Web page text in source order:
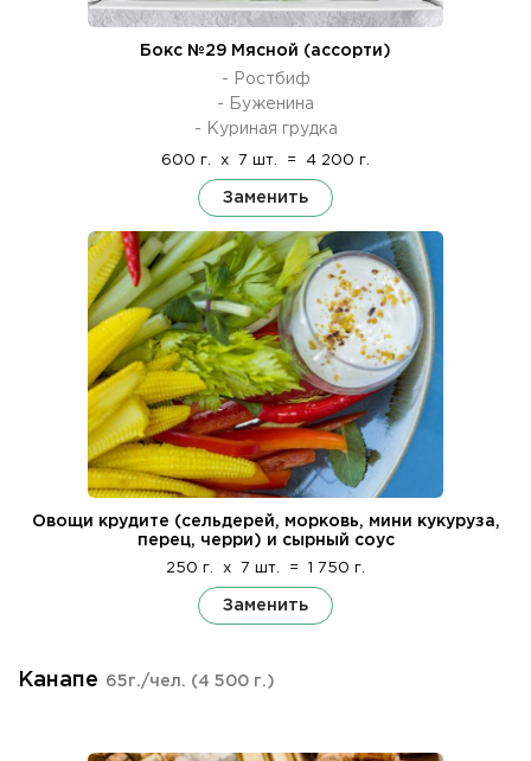
Бокс №29 Мясной (ассорти)
- Ростбиф
- Буженина
- Куриная грудка
600 г. x 7 шт. = 4 200 г.
Заменить
Овощи крудите (сельдерей, морковь, мини кукуруза,
перец, черри) и сырный соус
250 г. x 7 шт. = 1 750 г.
Заменить
Канапе 65г./чел. (4 500 г.)